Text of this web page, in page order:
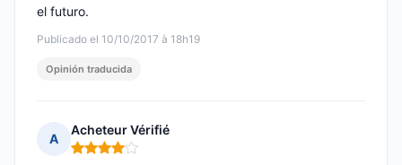
Publicado el 10/10/2017 à 18h19
el futuro.
Opinión traducida
A
Acheteur Vérifié
Nota: 4 de 5